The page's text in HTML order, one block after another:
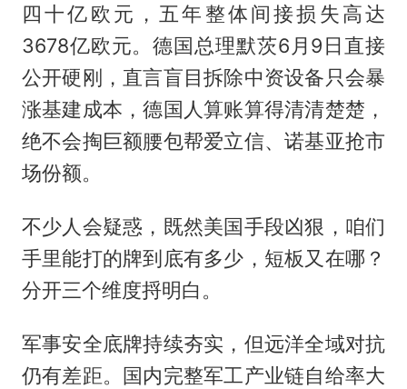
四十亿欧元，五年整体间接损失高达
3678亿欧元。德国总理默茨6月9日直接
公开硬刚，直言盲目拆除中资设备只会暴
涨基建成本，德国人算账算得清清楚楚，
绝不会掏巨额腰包帮爱立信、诺基亚抢市
场份额。
不少人会疑惑，既然美国手段凶狠，咱们
手里能打的牌到底有多少，短板又在哪？
分开三个维度捋明白。
军事安全底牌持续夯实，但远洋全域对抗
仍有差距。国内完整军工产业链自给率大